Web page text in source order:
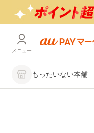
メニュー
もったいない本舗